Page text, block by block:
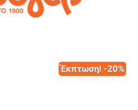
Έκπτωση! -20%